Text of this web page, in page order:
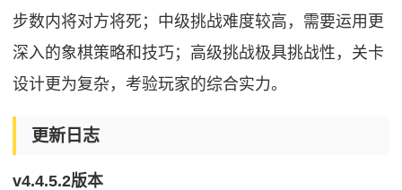
步数内将对方将死；中级挑战难度较高，需要运用更
深入的象棋策略和技巧；高级挑战极具挑战性，关卡
设计更为复杂，考验玩家的综合实力。
更新日志
v4.4.5.2版本